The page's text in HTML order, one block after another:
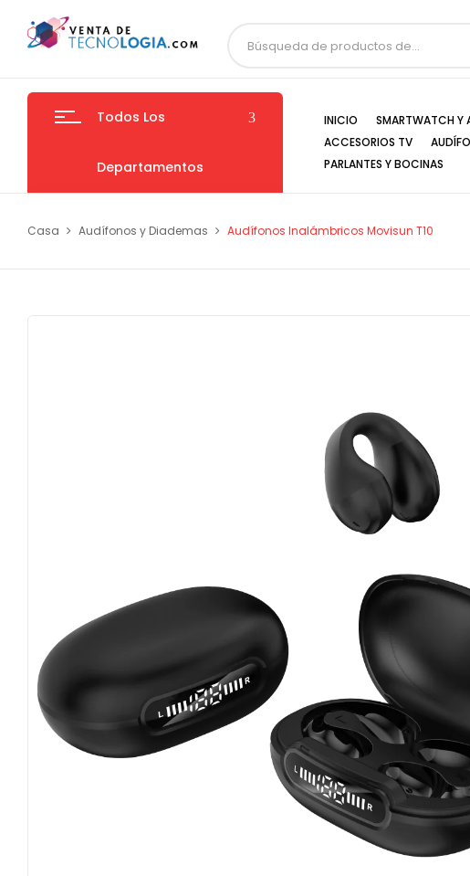
Todos Los
Departamentos
INICIO SMARTWATCH Y
ACCESORIOS TV
PARLANTES Y BOCINAS
Casa Audífonos y Diademas Audífonos Inalámbricos Movisun T10